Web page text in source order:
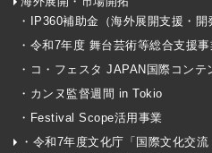
・IP360補助金（海外展開支援・開
・令和7年度 舞台芸術等総合支援事
・コ・フェスタ JAPAN国際コンテ
・カンヌ監督週間 in Tokio
・Festival Scope活用事業
・令和7年度文化庁「国際文化交